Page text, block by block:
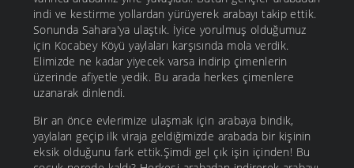
indi ve kestirme yollardan yürüyerek arabayı takip ettik.
Sonunda Sahara'ya ulaştık. İyice yorulmuş olduğumuz
için Kocabey Köyü yaylaları karşısında mola verdik.
Elimizde ne kadar yiyecek varsa indirip çimenlerin
üzerinde afiyetle yedik. Bu arada herkes çimenlere
uzanarak dinlendi.
Bir an önce evlerimize ulaşmak için arabaya bindik,
yaylaları geçip ilk viraja geldiğimizde arabada bir kişinin
eksik olduğunu fark ettik.Şimdi gel çık işin içinden! Bu